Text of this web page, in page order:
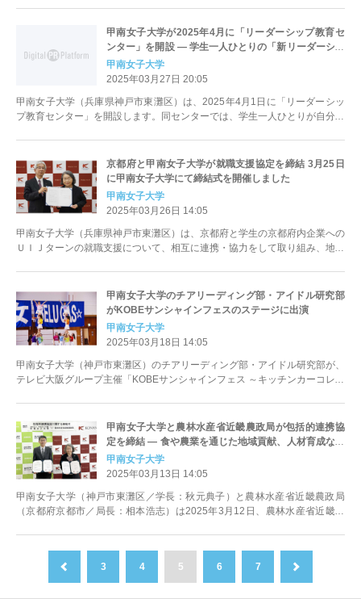
甲南女子大学が2025年4月に「リーダーシップ教育セ
ンター」を開設 ― 学生一人ひとりの「新リーダーシッ
プ」を育成
甲南女子大学
2025年03月27日 20:05
甲南女子大学（兵庫県神戸市東灘区）は、2025年4月1日に「リーダーシッ
プ教育センター」を開設します。同センターでは、学生一人ひとりが自分ら
京都府と甲南女子大学が就職支援協定を締結​ 3月25日
に甲南女子大学にて締結式を開催しました
甲南女子大学
2025年03月26日 14:05
甲南女子大学（兵庫県神戸市東灘区）は、京都府と学生の京都府内企業への
ＵＩＪターンの就職支援について、相互に連携・協力をして取り組み、地域
甲南女子大学のチアリーディング部・アイドル研究部
がKOBEサンシャインフェスのステージに出演
甲南女子大学
2025年03月18日 14:05
甲南女子大学（神戸市東灘区）のチアリーディング部・アイドル研究部が、
テレビ大阪グループ主催「KOBEサンシャインフェス ～キッチンカーコレク
甲南女子大学と農林水産省近畿農政局が包括的連携協
定を締結 ― 食や農業を通じた地域貢献、人材育成など
を目指す
甲南女子大学
2025年03月13日 14:05
甲南女子大学（神戸市東灘区／学長：秋元典子）と農林水産省近畿農政局
（京都府京都市／局長：相本浩志）は2025年3月12日、農林水産省近畿農
3 4 5 6 7